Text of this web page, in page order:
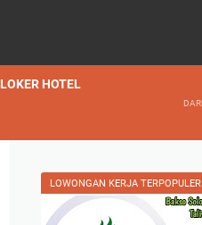
LOKER HOTEL
LOWONGAN KERJA TERPOPULER